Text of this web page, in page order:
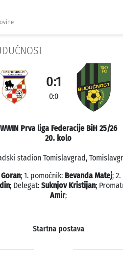
0:1
0:0
WWIN Prva liga Federacije BiH 25/26
20. kolo
stadion Tomislavgrad,
; 1. pomoćnik: Bevanda Matej;
; Delegat: Suknjov Kristijan;
Amir;
Startna postava